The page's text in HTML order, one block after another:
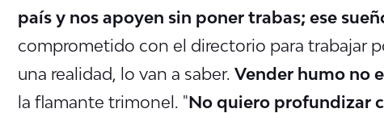
país y nos apoyen sin poner trabas; ese
comprometido con el directorio para trabajar
una realidad, lo van a saber. Vender humo no
la flamante trimonel. "No quiero profundizar